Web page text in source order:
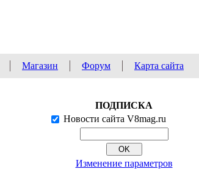
Магазин Форум Карта сайта
ПОДПИСКА
Новости сайта V8mag.ru
Изменение параметров